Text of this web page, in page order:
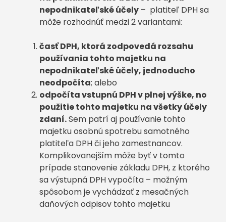
nepodnikateľské účely – platiteľ DPH sa
môže rozhodnúť medzi 2 variantami:
časť DPH, ktorá zodpovedá rozsahu
používania tohto majetku na
nepodnikateľské účely, jednoducho
neodpočíta; alebo
odpočíta vstupnú DPH v plnej výške, no
použitie tohto majetku na všetky účely
zdaní.Sem patrí aj používanie tohto
majetku osobnú spotrebu samotného
platiteľa DPH či jeho zamestnancov.
Komplikovanejším môže byť v tomto
prípade stanovenie základu DPH, z ktorého
sa výstupná DPH vypočíta – možným
spôsobom je vychádzať z mesačných
daňových odpisov tohto majetku